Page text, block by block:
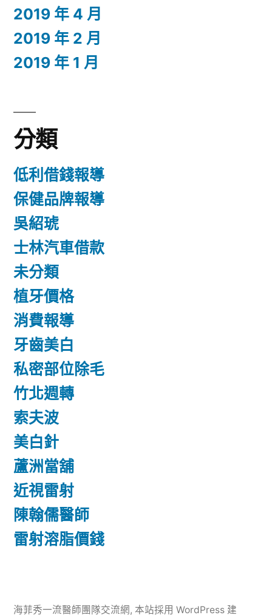
2019 年 4 月
2019 年 2 月
2019 年 1 月
分類
低利借錢報導
保健品牌報導
吳紹琥
士林汽車借款
未分類
植牙價格
消費報導
牙齒美白
私密部位除毛
竹北週轉
索夫波
美白針
蘆洲當舖
近視雷射
陳翰儒醫師
雷射溶脂價錢
海菲秀一流醫師團隊交流網, 本站採用 WordPress 建